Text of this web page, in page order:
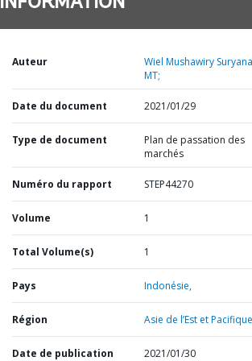
Auteur
Wiel Mushawiry
MT;
Date du document 2021/01/29
Type de document
Plan de passation des
marchés
Numéro du rapport STEP44270
Volume 1
Total Volume(s) 1
Pays Indonésie,
Région Asie de l’Est et
Date de publication 2021/01/30